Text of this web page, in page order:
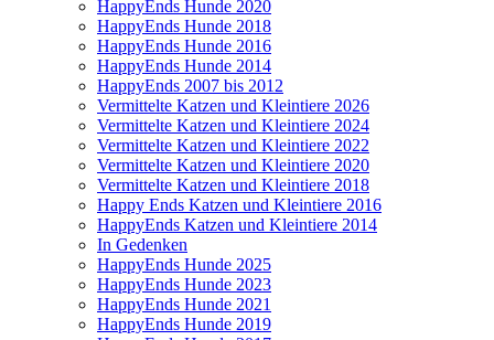
HappyEnds Hunde 2020
HappyEnds Hunde 2018
HappyEnds Hunde 2016
HappyEnds Hunde 2014
HappyEnds 2007 bis 2012
Vermittelte Katzen und Kleintiere 2026
Vermittelte Katzen und Kleintiere 2024
Vermittelte Katzen und Kleintiere 2022
Vermittelte Katzen und Kleintiere 2020
Vermittelte Katzen und Kleintiere 2018
Happy Ends Katzen und Kleintiere 2016
HappyEnds Katzen und Kleintiere 2014
In Gedenken
HappyEnds Hunde 2025
HappyEnds Hunde 2023
HappyEnds Hunde 2021
HappyEnds Hunde 2019